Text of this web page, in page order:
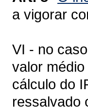
a vigorar
VI - no
valor
cálculo do
ressalvado